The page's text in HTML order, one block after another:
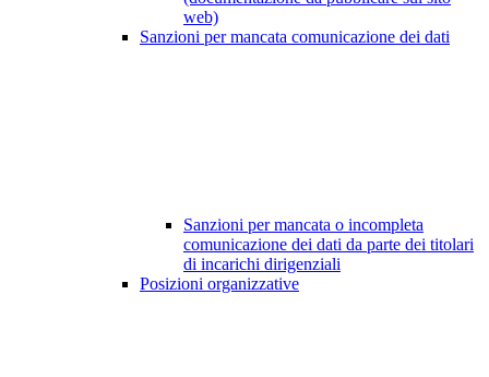
web)
Sanzioni per mancata comunicazione dei dati
Sanzioni per mancata o incompleta
comunicazione dei dati da parte dei titolari
di incarichi dirigenziali
Posizioni organizzative